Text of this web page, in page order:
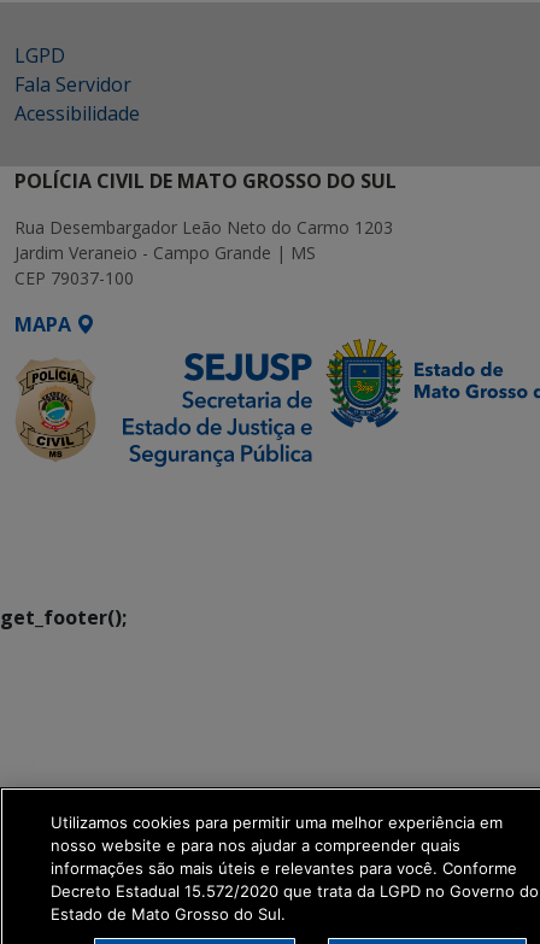
LGPD
Fala Servidor
Acessibilidade
POLÍCIA CIVIL DE MATO GROSSO DO SUL
Rua Desembargador Leão Neto do Carmo 1203
Jardim Veraneio - Campo Grande | MS
CEP 79037-100
MAPA
get_footer();
Utilizamos cookies para permitir uma melhor experiência em
nosso website e para nos ajudar a compreender quais
informações são mais úteis e relevantes para você. Conforme
Decreto Estadual 15.572/2020 que trata da LGPD no Governo do
Estado de Mato Grosso do Sul.